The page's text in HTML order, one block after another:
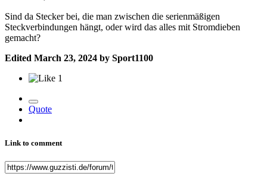
Sind da Stecker bei, die man zwischen die serienmäßigen
Steckverbindungen hängt, oder wird das alles mit Stromdieben
gemacht?
Edited March 23, 2024 by Sport1100
1
Quote
Link to comment